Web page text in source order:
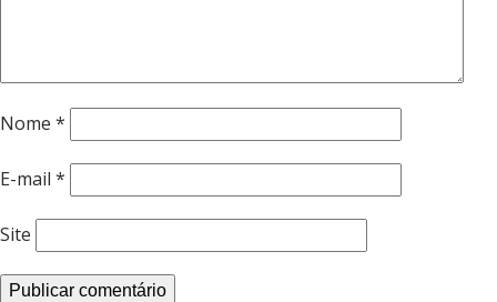
Nome *
E-mail *
Site